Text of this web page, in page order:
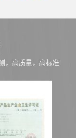
，高质量，高标准